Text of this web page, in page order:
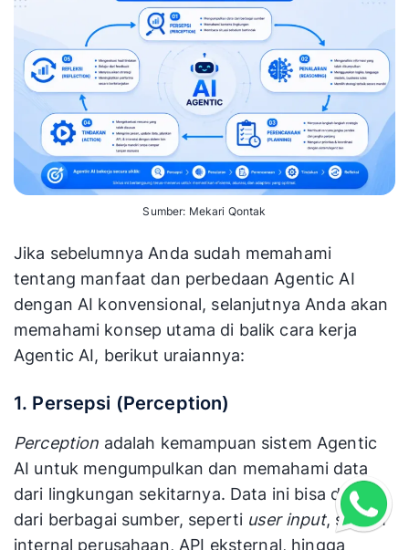
Sumber: Mekari Qontak
Jika sebelumnya Anda sudah memahami
tentang manfaat dan perbedaan Agentic AI
dengan AI konvensional, selanjutnya Anda akan
memahami konsep utama di balik cara kerja
Agentic AI, berikut uraiannya:
1. Persepsi (Perception)
Perception adalah kemampuan sistem Agentic
AI untuk mengumpulkan dan memahami data
dari lingkungan sekitarnya. Data ini bisa ditarik
dari berbagai sumber, seperti user input, sistem
internal perusahaan, API eksternal, hingga